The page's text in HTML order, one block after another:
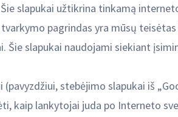
slapukai užtikrina tinkamą
pagrindas yra mūsų
Šie slapukai naudojami siekiant
(pavyzdžiui, stebėjimo slapukai iš
kaip lankytojai juda po Interneto